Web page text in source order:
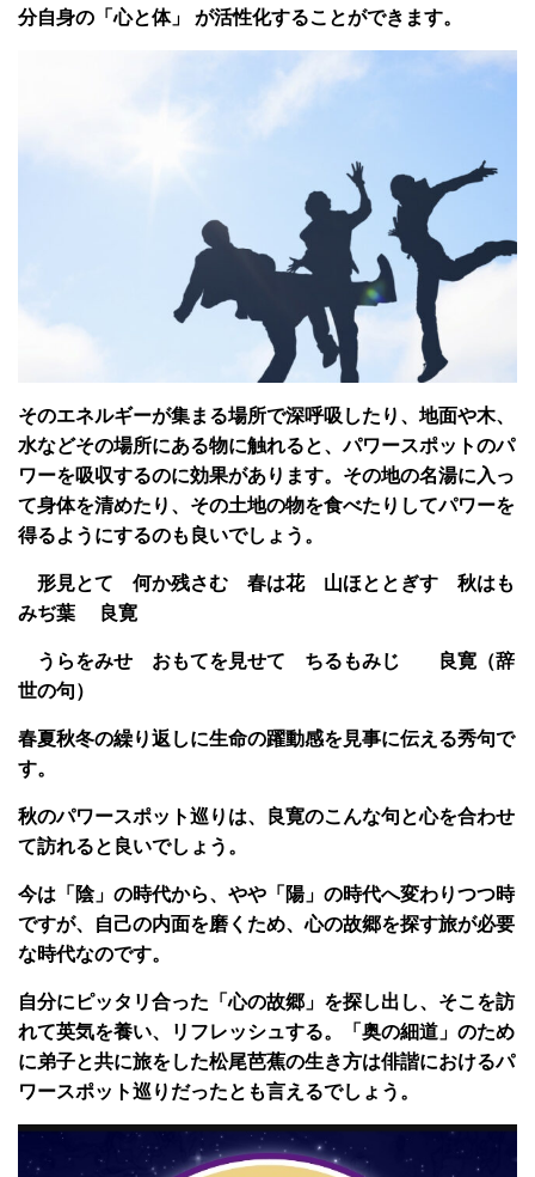
分自身の「心と体」 が活性化することができます。
そのエネルギーが集まる場所で深呼吸したり、地面や木、
水などその場所にある物に触れると、パワースポットのパ
ワーを吸収するのに効果があります。その地の名湯に入っ
て身体を清めたり、その土地の物を食べたりしてパワーを
得るようにするのも良いでしょう。
形見とて 何か残さむ 春は花 山ほととぎす 秋はも
みぢ葉 良寛
うらをみせ おもてを見せて ちるもみじ 良寛（辞
世の句）
春夏秋冬の繰り返しに生命の躍動感を見事に伝える秀句で
す。
秋のパワースポット巡りは、良寛のこんな句と心を合わせ
て訪れると良いでしょう。
今は「陰」の時代から、やや「陽」の時代へ変わりつつ時
ですが、自己の内面を磨くため、心の故郷を探す旅が必要
な時代なのです。
自分にピッタリ合った「心の故郷」を探し出し、そこを訪
れて英気を養い、リフレッシュする。「奥の細道」のため
に弟子と共に旅をした松尾芭蕉の生き方は俳諧におけるパ
ワースポット巡りだったとも言えるでしょう。